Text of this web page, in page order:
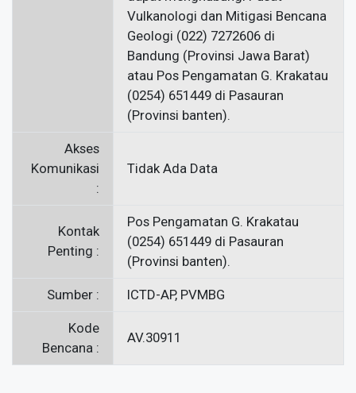
Akses
Komunikasi
:
Tidak Ada Data
Kontak
Penting :
Pos Pengamatan G. Krakatau
(0254) 651449 di Pasauran
(Provinsi banten).
Sumber : ICTD-AP, PVMBG
Kode
Bencana :
AV.30911